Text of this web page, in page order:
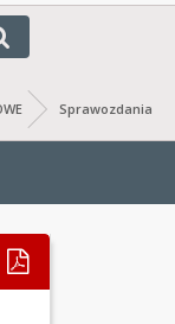
Sprawozdania